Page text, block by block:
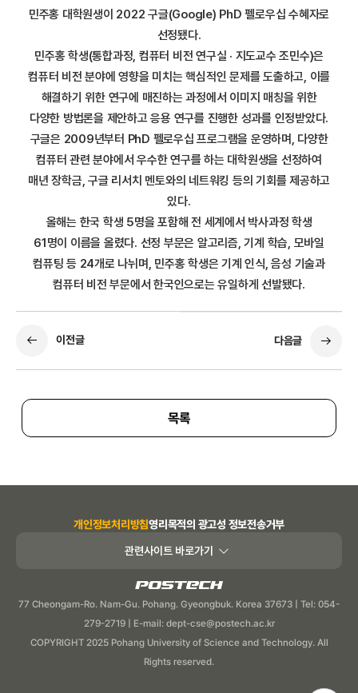
민주홍 대학원생이 2022 구글(Google) PhD 펠로우십 수혜자로
선정됐다.
민주홍 학생(통합과정, 컴퓨터 비전 연구실 · 지도교수 조민수)은
컴퓨터 비전 분야에 영향을 미치는 핵심적인 문제를 도출하고, 이를
해결하기 위한 연구에 매진하는 과정에서 이미지 매칭을 위한
다양한 방법론을 제안하고 응용 연구를 진행한 성과를 인정받았다.
구글은 2009년부터 PhD 펠로우십 프로그램을 운영하며, 다양한
컴퓨터 관련 분야에서 우수한 연구를 하는 대학원생을 선정하여
매년 장학금, 구글 리서치 멘토와의 네트워킹 등의 기회를 제공하고
있다.
올해는 한국 학생 5명을 포함해 전 세계에서 박사과정 학생
61명이 이름을 올렸다. 선정 부문은 알고리즘, 기계 학습, 모바일
컴퓨팅 등 24개로 나뉘며, 민주홍 학생은 기계 인식, 음성 기술과
컴퓨터 비전 부문에서 한국인으로는 유일하게 선발됐다.
이전글 다음글
목록
개인정보처리방침영리목적의 광고성 정보전송거부
관련사이트 바로가기
77 Cheongam-Ro. Nam-Gu. Pohang. Gyeongbuk. Korea 37673 | Tel: 054-
279-2719 | E-mail: dept-cse@postech.ac.kr
COPYRIGHT 2025 Pohang University of Science and Technology. All
Rights reserved.